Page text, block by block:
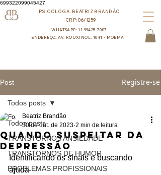
699322099045427
PSICÓLOGA BEATRIZ BRANDÃO
CRP:06/1259
ENDEREÇO: AV. ROUXINOL, 1041 - MOEMA
WHATSAPP: 11 99425-7007
Post Registre-se
Todos posts
TRANSTORNOS ANSIEDADE
TRANSTORNOS DE HUMOR
PROBLEMAS PROFISSIONAIS
Todos posts
Quando suspeitar da
depressão
Beatriz Brandão
30 de out. de 2023 2 min de leitura
Identificando os sinais e buscando
ajuda